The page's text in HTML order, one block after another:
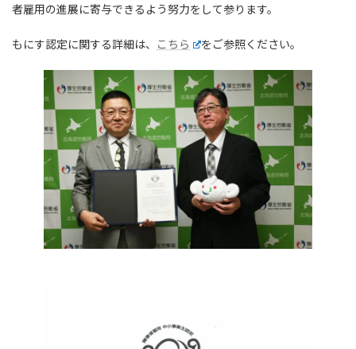
者雇用の進展に寄与できるよう努力をして参ります。
もにす認定に関する詳細は、 こちら をご参照ください。